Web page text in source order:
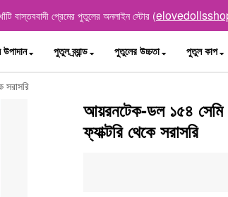
বাস্তববাদী প্রেমের পুতুলের অনলাইন স্টোর (
পুতুল ব্র্যান্ড পুতুলের উচ্চতা পুতুল কাপ
আয়রনটেক-ডল ১৫৪
ফ্যাক্টরি থেকে সরাসরি